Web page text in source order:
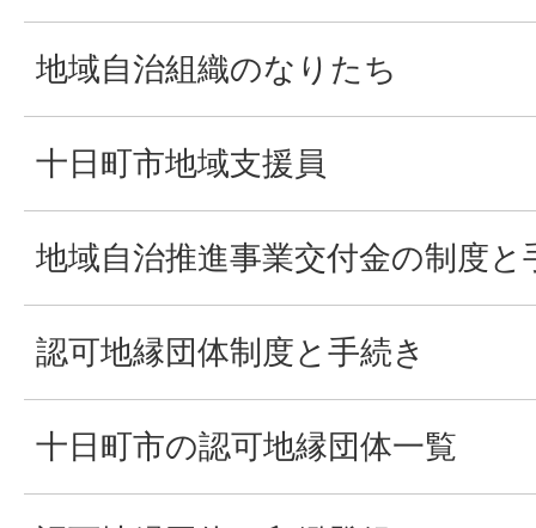
地域自治組織のなりたち
十日町市地域支援員
地域自治推進事業交付金の制度と
認可地縁団体制度と手続き
十日町市の認可地縁団体一覧